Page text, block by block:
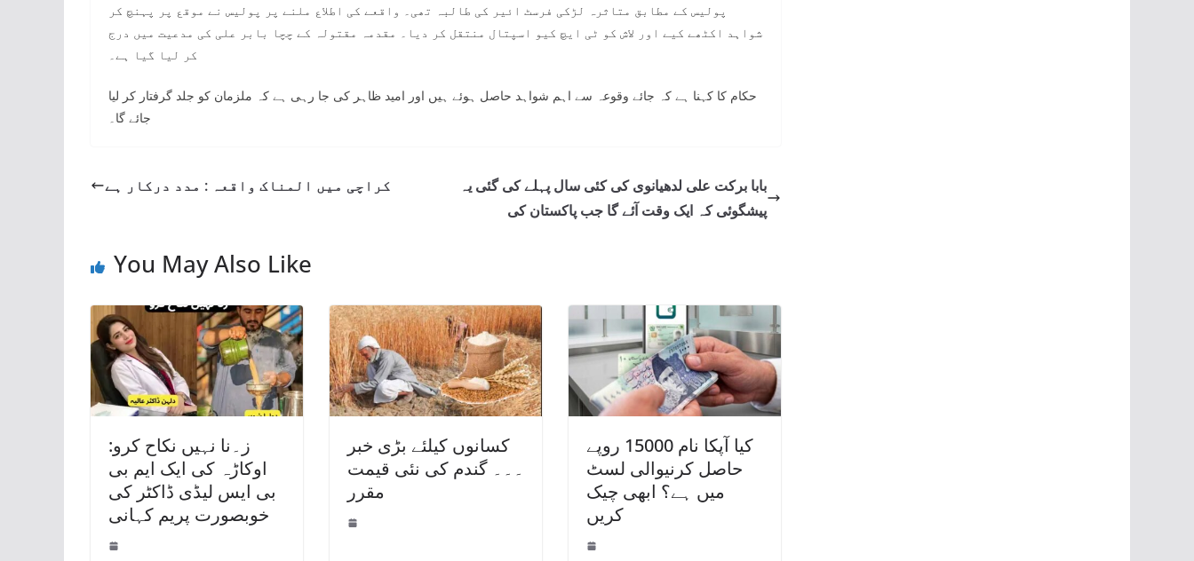
پولیس کے مطابق متاثرہ لڑکی فرسٹ ائیر کی طالبہ تھی۔ واقعے کی اطلاع ملنے پر پولیس نے موقع پر پہنچ کر
شواہد اکٹھے کیے اور لاش کو ٹی ایچ کیو اسپتال منتقل کر دیا۔ مقدمہ مقتولہ کے چچا بابر علی کی مدعیت میں درج
کر لیا گیا ہے۔
حکام کا کہنا ہے کہ جائے وقوعہ سے اہم شواہد حاصل ہوئے ہیں اور امید ظاہر کی جا رہی ہے کہ ملزمان کو جلد گرفتار کر لیا
جائے گا۔
کراچی میں المناک واقعہ : مدد درکار ہے
بابا برکت علی لدھیانوی کی کئی سال پہلے کی گئی یہ
پیشگوئی کہ ایک وقت آئے گا جب پاکستان کی
You May Also Like
ز۔نا نہیں نکاح کرو:
اوکاڑہ کی ایک ایم بی
بی ایس لیڈی ڈاکٹر کی
خوبصورت پریم کہانی
کسانوں کیلئے بڑی خبر
۔۔۔ گندم کی نئی قیمت
مقرر
کیا آپکا نام 15000 روپے
حاصل کرنیوالی لسٹ
میں ہے؟ ابھی چیک
کریں